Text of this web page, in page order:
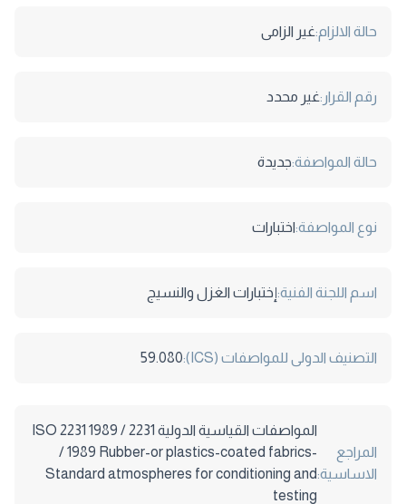
حالة الالزام:غير الزامى
رقم القرار:غير محدد
حالة المواصفة:جديدة
نوع المواصفة:اختبارات
اسم اللجنة الفنية:إختبارات الغزل والنسيج
التصنيف الدولى للمواصفات (ICS): 59.080
المراجع
الاساسية:
المواصفات القياسية الدولية 2231 / 1989 ISO 2231
/ 1989 Rubber-or plastics-coated fabrics-
Standard atmospheres for conditioning and
testing